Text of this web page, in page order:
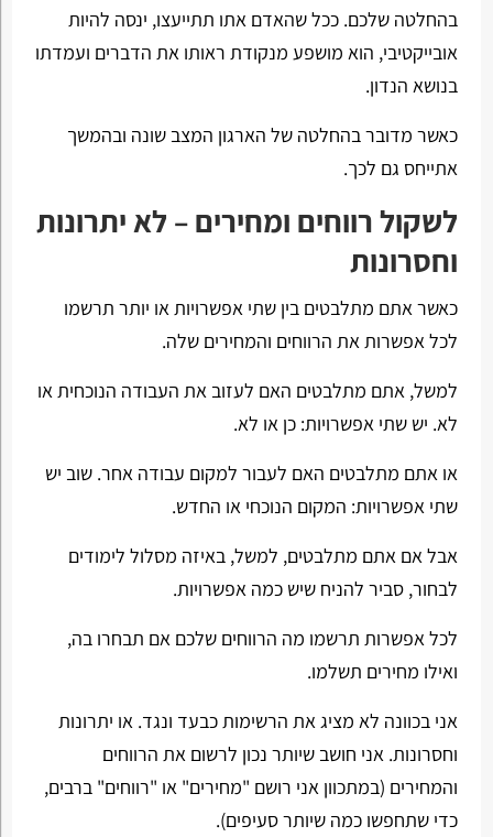
בהחלטה שלכם. ככל שהאדם אתו תתייעצו, ינסה להיות
אובייקטיבי, הוא מושפע מנקודת ראותו את הדברים ועמדתו
בנושא הנדון.
כאשר מדובר בהחלטה של הארגון המצב שונה ובהמשך
אתייחס גם לכך.
לשקול רווחים ומחירים – לא יתרונות
וחסרונות
כאשר אתם מתלבטים בין שתי אפשרויות או יותר תרשמו
לכל אפשרות את הרווחים והמחירים שלה.
למשל, אתם מתלבטים האם לעזוב את העבודה הנוכחית או
לא. יש שתי אפשרויות: כן או לא.
או אתם מתלבטים האם לעבור למקום עבודה אחר. שוב יש
שתי אפשרויות: המקום הנוכחי או החדש.
אבל אם אתם מתלבטים, למשל, באיזה מסלול לימודים
לבחור, סביר להניח שיש כמה אפשרויות.
לכל אפשרות תרשמו מה הרווחים שלכם אם תבחרו בה,
ואילו מחירים תשלמו.
אני בכוונה לא מציג את הרשימות כבעד ונגד. או יתרונות
וחסרונות. אני חושב שיותר נכון לרשום את הרווחים
והמחירים (במתכוון אני רושם "מחירים" או "רווחים" ברבים,
כדי שתחפשו כמה שיותר סעיפים).